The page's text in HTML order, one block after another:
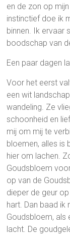
en de zon op
instinctief doe ik
binnen. Ik ervaar
boodschap van
Een paar dagen
Voor het eerst
een wit
wandeling. Ze
schoonheid en
mij om mij te
bloemen, alles is
hier om lachen.
Goudsbloem
op van de
dieper de geur
hart. Dan baad ik
Goudsbloem, als
lacht. De